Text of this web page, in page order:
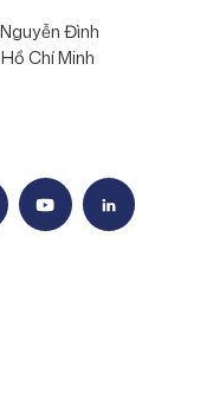
Đình
Chí Minh